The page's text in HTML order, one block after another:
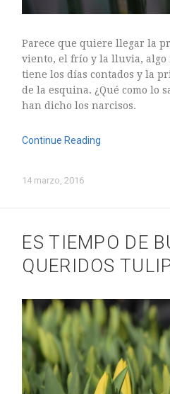
Parece que quiere llegar la
viento, el frío y la lluvia,
tiene los días contados y la
de la esquina. ¿Qué como lo
han dicho los narcisos.
Continue Reading
14 marzo, 2016
ES TIEMPO DE
QUERIDOS